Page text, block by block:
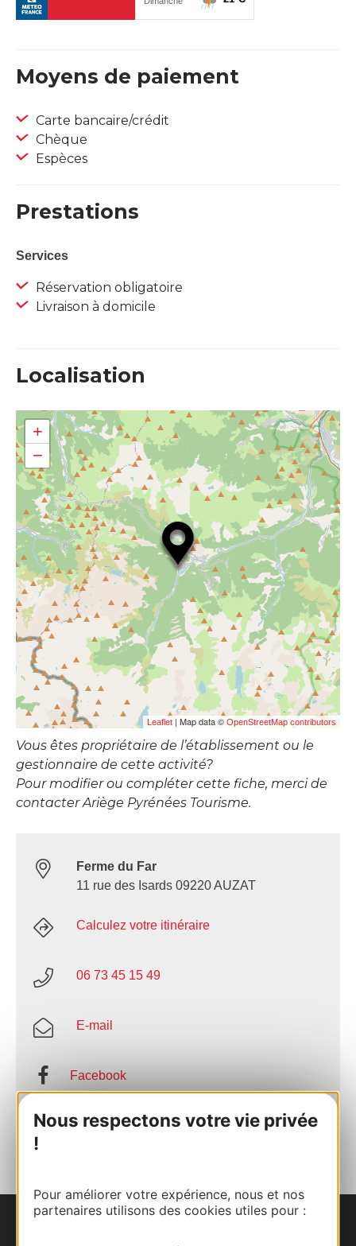
Nous respectons votre vie privée
!
Pour améliorer votre expérience, nous et nos
partenaires utilisons des cookies utiles pour :
Moyens de paiement
Carte bancaire/crédit
Chèque
Espèces
Prestations
Services
Réservation obligatoire
Livraison à domicile
Localisation
+
−
Leaflet | Map data ©OpenStreetMap contributors
Vous êtes propriétaire de l’établissement ou le
gestionnaire de cette activité?
Pour modifier ou compléter cette fiche, merci de
contacter Ariège Pyrénées Tourisme.
Ferme du Far
11 rue des Isards 09220 AUZAT
Calculez votre itinéraire
06 73 45 15 49
E-mail
Facebook
AJOUTER
AU CARNET